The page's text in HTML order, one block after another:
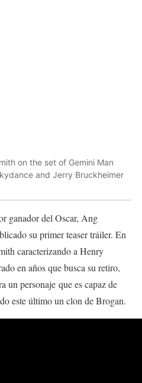
on the set of Gemini Man
and Jerry Bruckheimer
ganador del Oscar, Ang
su primer teaser tráiler. En
caracterizando a Henry
en años que busca su retiro,
un personaje que es capaz de
este último un clon de Brogan.